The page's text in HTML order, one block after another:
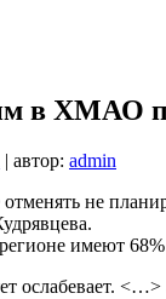
в ХМАО
| автор: admin
не
имеют
ослабевает.